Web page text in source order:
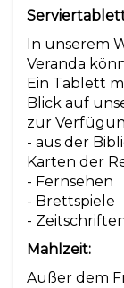
In unserem
Veranda
Ein Tablett
Blick auf
zur
- aus der
Karten der
- Fernsehen
- Brettspiele
-
Mahlzeit:
Außer dem